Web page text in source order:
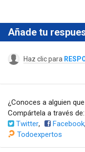
Añade tu
Haz clic para
¿Conoces a alguien
Compártela a través de:
Twitter, Facebook,
Todoexpertos